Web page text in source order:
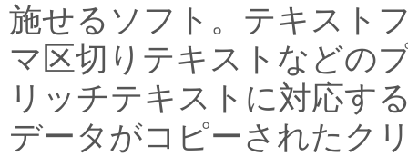
施せるソフト。テキスト
マ区切りテキストなどの
リッチテキストに対応す
データがコピーされたク